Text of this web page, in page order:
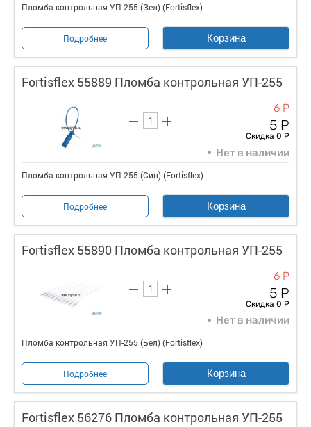
Пломба контрольная УП-255 (Зел) (Fortisflex)
Подробнее Корзина
Fortisflex 55889 Пломба контрольная УП-255
6 Р
5 Р
Скидка 0 Р
Нет в наличии
Пломба контрольная УП-255 (Син) (Fortisflex)
Подробнее Корзина
Fortisflex 55890 Пломба контрольная УП-255
6 Р
5 Р
Скидка 0 Р
Нет в наличии
Пломба контрольная УП-255 (Бел) (Fortisflex)
Подробнее Корзина
Fortisflex 56276 Пломба контрольная УП-255